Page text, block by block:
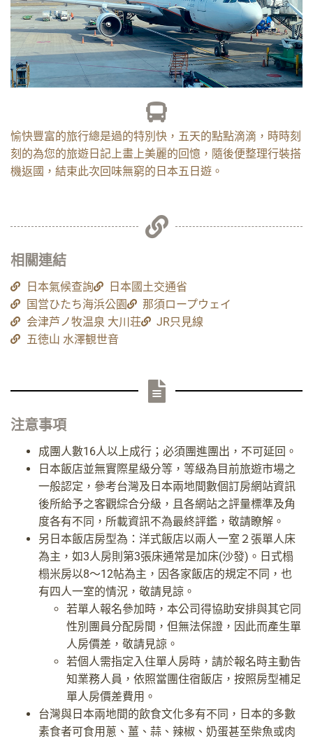
DAY 5
成田空港－高
愉快豐富的旅行總是過的特別快，五天的點點滴滴，時時刻
刻的為您的旅遊日記上畫上美麗的回憶，隨後便整理行裝搭
機返國，結束此次回味無窮的日本五日遊。
相關連結
日本氣候查詢
日本國土交通省
国営ひたち海浜公園
那須ロープウェイ
会津芦ノ牧温泉 大川荘
JR只見線
五徳山 水澤観世音
注意事項
成團人數16人以上成行；必須團進團出，不可延回。
日本飯店並無實際星級分等，等級為目前旅遊市場之
一般認定，參考台灣及日本兩地間數個訂房網站資訊
後所給予之客觀綜合分級，且各網站之評量標準及角
度各有不同，所載資訊不為最終評鑑，敬請瞭解。
另日本飯店房型為：洋式飯店以兩人一室２張單人床
為主，如3人房則第3張床通常是加床(沙發)。日式榻
榻米房以8～12帖為主，因各家飯店的規定不同，也
有四人一室的情況，敬請見諒。
若單人報名參加時，本公司得協助安排與其它同
性別團員分配房間，但無法保證，因此而產生單
人房價差，敬請見諒。
若個人需指定入住單人房時，請於報名時主動告
知業務人員，依照當團住宿飯店，按照房型補足
單人房價差費用。
台灣與日本兩地間的飲食文化多有不同，日本的多數
素食者可食用蔥、薑、蒜、辣椒、奶蛋甚至柴魚或肉